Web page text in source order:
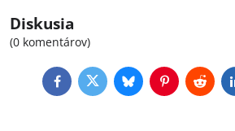
Diskusia
(0 komentárov)
FacebookTwitterBlueskyPinterestReddit